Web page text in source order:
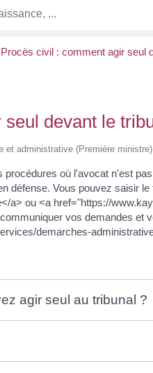
Procès civil : comment agir seul
devant le
et administrative (Première ministre)
où l'avocat n'est
défense. Vous pouvez saisir
a> ou <a href="https://
vos demandes
demarches-
agir seul au tribunal ?